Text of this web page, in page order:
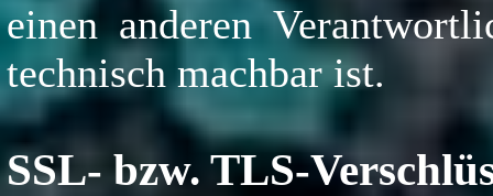
einen anderen
technisch machbar ist.
SSL- bzw. TLS-